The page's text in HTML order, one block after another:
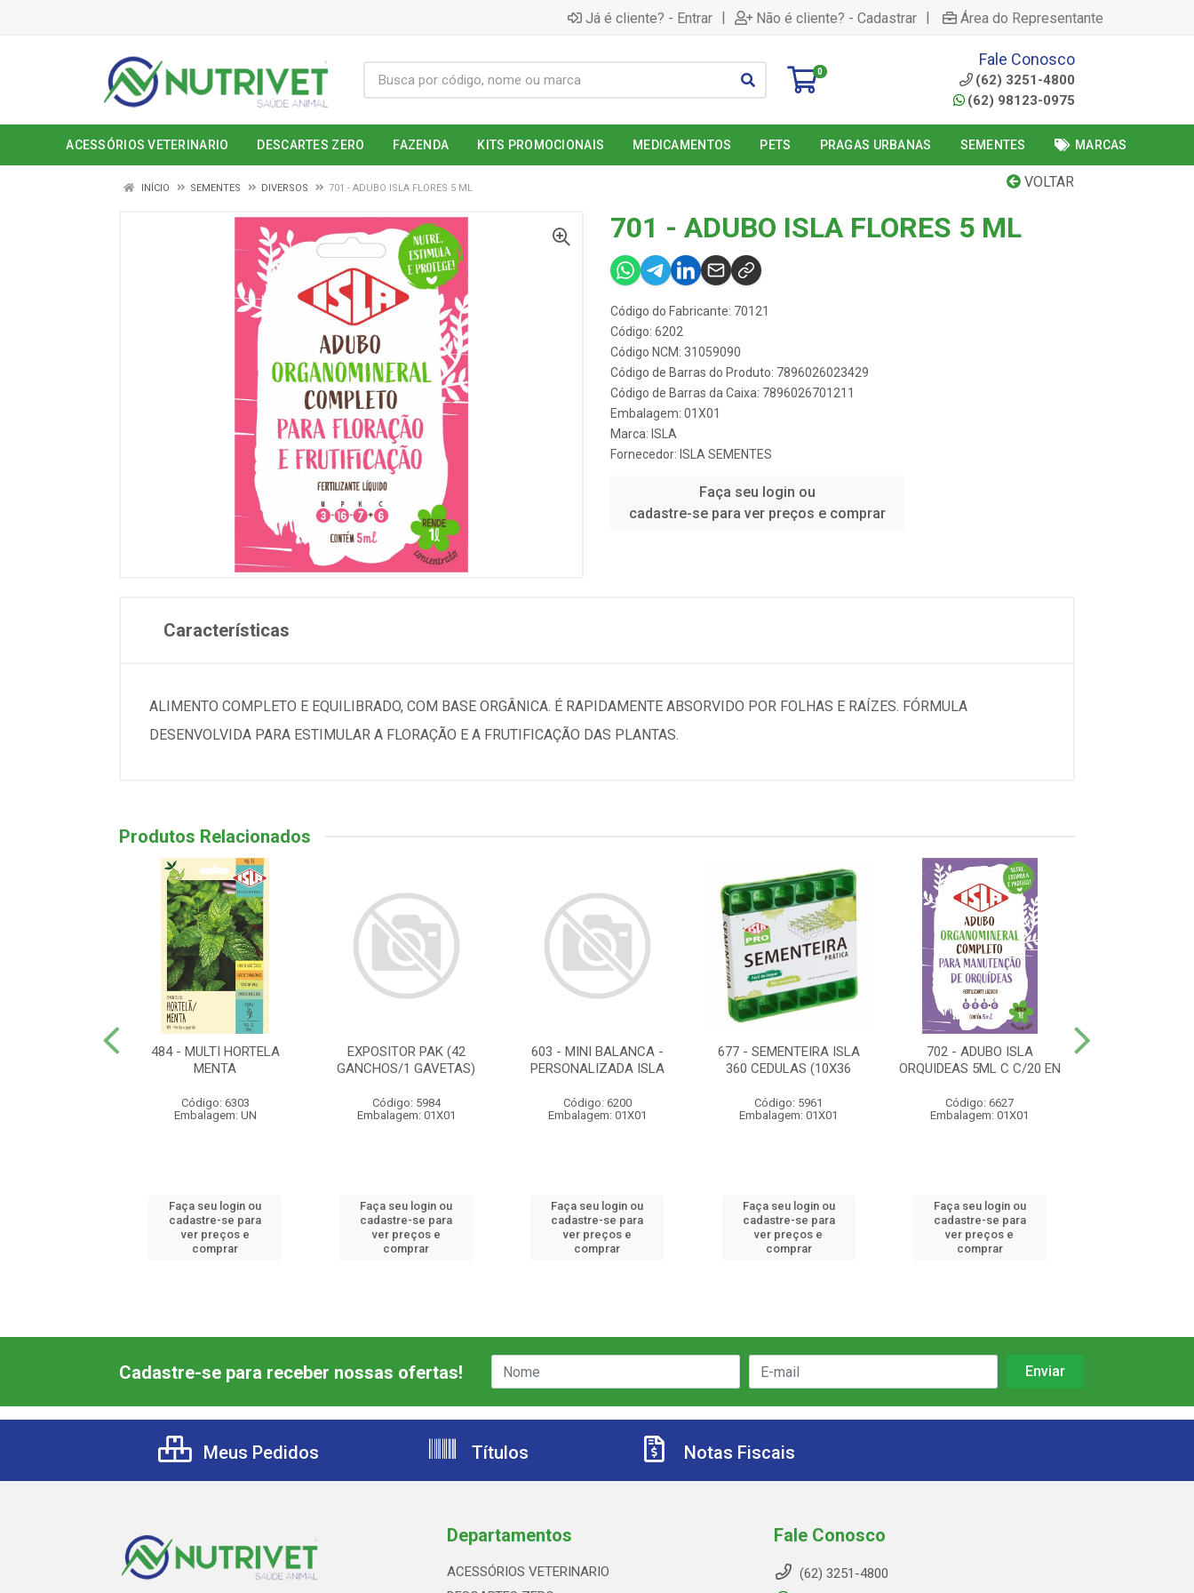
Já é cliente? - Entrar | Não é cliente? - Cadastrar | Área do Representante
0
Fale Conosco
(62) 3251-4800
(62) 98123-0975
ACESSÓRIOS VETERINARIO DESCARTES ZERO FAZENDA KITS PROMOCIONAIS MEDICAMENTOS PETS PRAGAS URBANAS SEMENTES MARCAS
VOLTAR
INÍCIO SEMENTES DIVERSOS 701 - ADUBO ISLA FLORES 5 ML
701 - ADUBO ISLA FLORES 5 ML
Código do Fabricante: 70121
Código: 6202
Código NCM: 31059090
Código de Barras do Produto: 7896026023429
Código de Barras da Caixa: 7896026701211
Embalagem: 01X01
Marca: ISLA
Fornecedor: ISLA SEMENTES
Faça seu login ou
cadastre-se para ver preços e comprar
Características
ALIMENTO COMPLETO E EQUILIBRADO, COM BASE ORGÂNICA. É RAPIDAMENTE ABSORVIDO POR FOLHAS E RAÍZES. FÓRMULA
DESENVOLVIDA PARA ESTIMULAR A FLORAÇÃO E A FRUTIFICAÇÃO DAS PLANTAS.
Produtos Relacionados
484 - MULTI HORTELA
MENTA
Código: 6303
Embalagem: UN
Faça seu login ou
cadastre-se para
ver preços e
comprar
EXPOSITOR PAK (42
GANCHOS/1 GAVETAS)
Código: 5984
Embalagem: 01X01
Faça seu login ou
cadastre-se para
ver preços e
comprar
603 - MINI BALANCA -
PERSONALIZADA ISLA
Código: 6200
Embalagem: 01X01
Faça seu login ou
cadastre-se para
ver preços e
comprar
677 - SEMENTEIRA ISLA
360 CEDULAS (10X36
Código: 5961
Embalagem: 01X01
Faça seu login ou
cadastre-se para
ver preços e
comprar
702 - ADUBO ISLA
ORQUIDEAS 5ML C C/20 EN
Código: 6627
Embalagem: 01X01
Faça seu login ou
cadastre-se para
ver preços e
comprar
Cadastre-se para receber nossas ofertas!
Meus Pedidos Títulos Notas Fiscais
Departamentos
ACESSÓRIOS VETERINARIO
Fale Conosco
(62) 3251-4800